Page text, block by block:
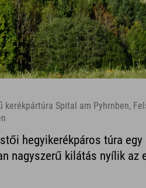
kerékpártúra Spital am Pyhrnben,
hegyikerékpáros túra
nagyszerű kilátás nyílik az